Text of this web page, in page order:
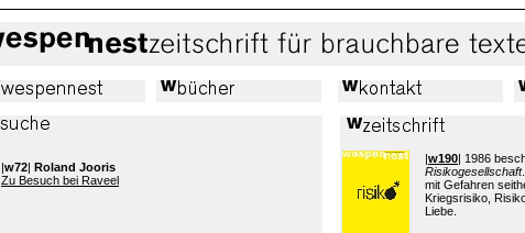
|w72| Roland Jooris
Zu Besuch bei Raveel
|w190| 1986
Risikogesellschaft
mit Gefahren
Kriegsrisiko,
Liebe.